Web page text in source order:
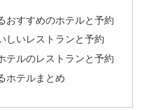
おすすめのホテルと予約
しいレストランと予約
テルのレストランと予約
ホテルまとめ